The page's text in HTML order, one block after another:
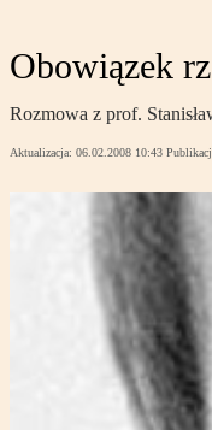
Obowiązek
Rozmowa z prof.
Aktualizacja: 06.02.2008 10:43